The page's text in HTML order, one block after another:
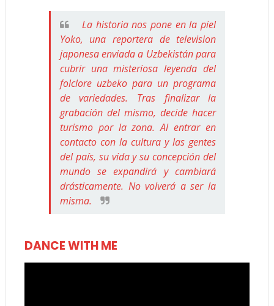
La historia nos pone en la piel
Yoko, una reportera de television
japonesa enviada a Uzbekistán para
cubrir una misteriosa leyenda del
folclore uzbeko para un programa
de variedades. Tras finalizar la
grabación del mismo, decide hacer
turismo por la zona. Al entrar en
contacto con la cultura y las gentes
del país, su vida y su concepción del
mundo se expandirá y cambiará
drásticamente. No volverá a ser la
misma.
DANCE WITH ME